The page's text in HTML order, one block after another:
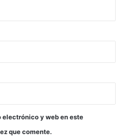
electrónico y web en este
que comente.